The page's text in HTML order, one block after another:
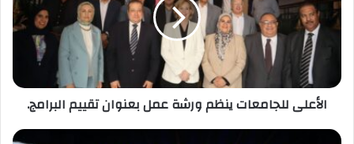
ورشة
عمل
بعنوان
البرامج.
الأعلى للجامعات ينظم ورشة عمل بعنوان تقييم البرامج.
الدكتور